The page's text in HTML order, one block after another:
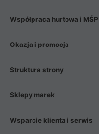
Współpraca hurtowa i MŚP
Okazja i promocja
Struktura strony
Sklepy marek
Wsparcie klienta i serwis